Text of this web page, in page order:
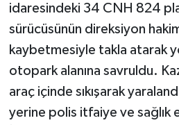
idaresindeki 34 CNH 824
sürücüsünün direksiyon
kaybetmesiyle takla atarak
otopark alanına savruldu.
araç içinde sıkışarak
yerine polis itfaiye ve sağlık